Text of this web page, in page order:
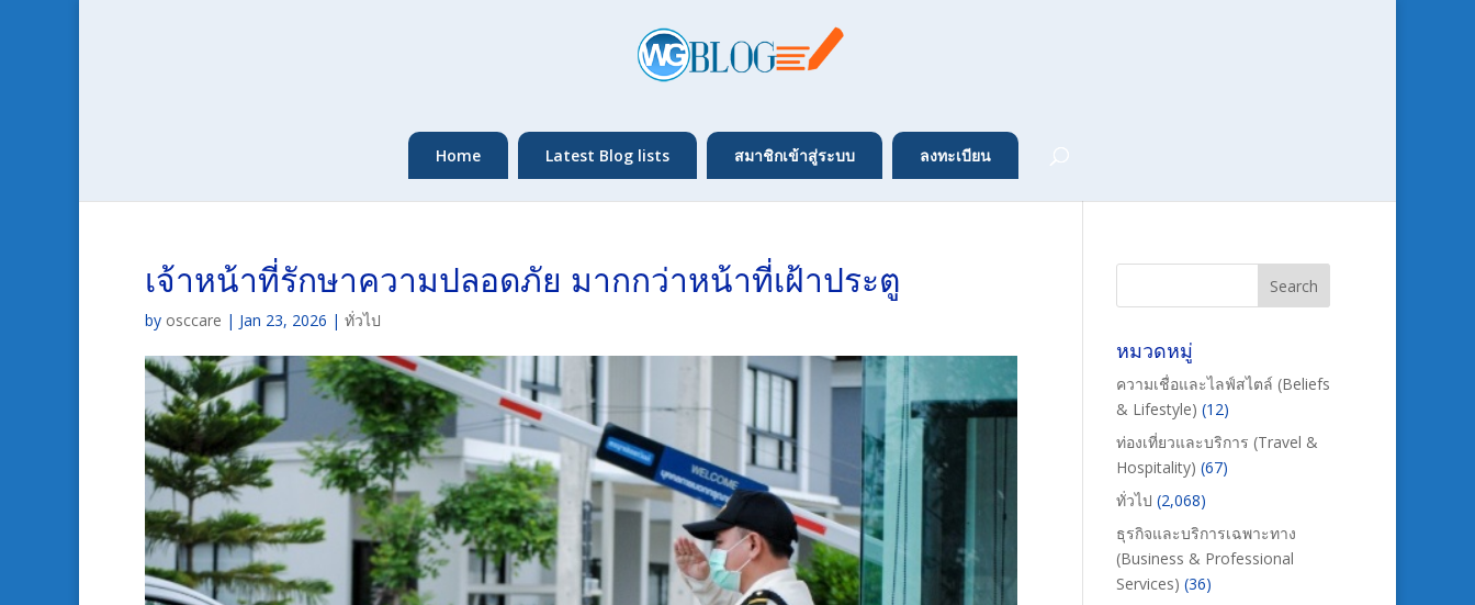
Home Latest Blog lists สมาชิกเข้าสู่ระบบ ลงทะเบียน
เจ้าหน้าที่รักษาความปลอดภัย มากกว่าหน้าที่เฝ้าประตู
by osccare | Jan 23, 2026 | ทั่วไป
หมวดหมู่
ความเชื่อและไลฟ์สไตล์ (Beliefs
& Lifestyle) (12)
ท่องเที่ยวและบริการ (Travel &
Hospitality) (67)
ทั่วไป (2,068)
ธุรกิจและบริการเฉพาะทาง
(Business & Professional
Services) (36)